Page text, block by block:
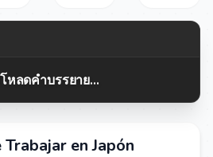
หลดคำบรรยาย...
en Japón